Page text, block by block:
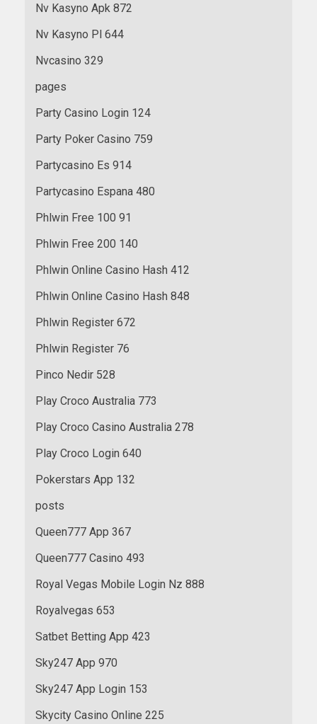
Nv Kasyno Apk 872
Nv Kasyno Pl 644
Nvcasino 329
pages
Party Casino Login 124
Party Poker Casino 759
Partycasino Es 914
Partycasino Espana 480
Phlwin Free 100 91
Phlwin Free 200 140
Phlwin Online Casino Hash 412
Phlwin Online Casino Hash 848
Phlwin Register 672
Phlwin Register 76
Pinco Nedir 528
Play Croco Australia 773
Play Croco Casino Australia 278
Play Croco Login 640
Pokerstars App 132
posts
Queen777 App 367
Queen777 Casino 493
Royal Vegas Mobile Login Nz 888
Royalvegas 653
Satbet Betting App 423
Sky247 App 970
Sky247 App Login 153
Skycity Casino Online 225